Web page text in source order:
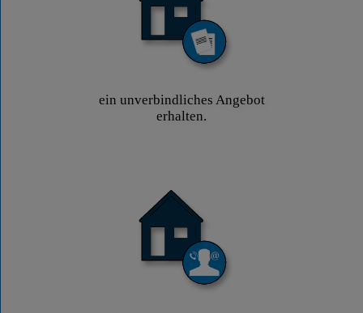
ein unverbindliches Angebot
erhalten.